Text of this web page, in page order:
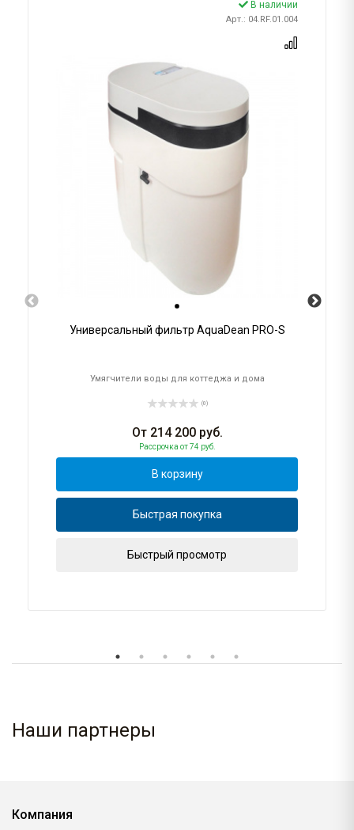
В наличии
Арт.: 04.RF.01.004
Универсальный фильтр AquaDean PRO-S
Умягчители воды для коттеджа и дома
(0)
От 214 200руб.
Рассрочка от 74 руб.
В корзину
Быстрая покупка
Быстрый просмотр
Наши партнеры
Компания